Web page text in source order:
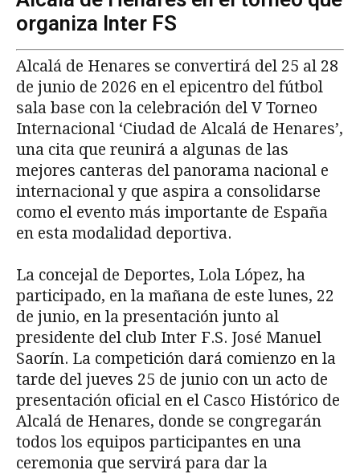
organiza Inter FS
Alcalá de Henares se convertirá del 25 al 28
de junio de 2026 en el epicentro del fútbol
sala base con la celebración del V Torneo
Internacional ‘Ciudad de Alcalá de Henares’,
una cita que reunirá a algunas de las
mejores canteras del panorama nacional e
internacional y que aspira a consolidarse
como el evento más importante de España
en esta modalidad deportiva.
La concejal de Deportes, Lola López, ha
participado, en la mañana de este lunes, 22
de junio, en la presentación junto al
presidente del club Inter F.S. José Manuel
Saorín. La competición dará comienzo en la
tarde del jueves 25 de junio con un acto de
presentación oficial en el Casco Histórico de
Alcalá de Henares, donde se congregarán
todos los equipos participantes en una
ceremonia que servirá para dar la